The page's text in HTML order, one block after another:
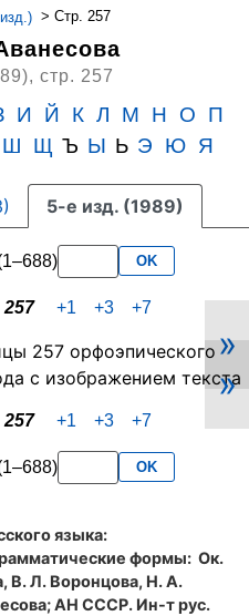
> Стр. 257
стр. 257
И Й К Л М Н О
П
Ш Щ Ъ Ы Ь Э Ю Я
5-е изд. (1989)
OK
+1 +3 +7
»
»
+1 +3 +7
OK
языка:
формы: Ок.
В. Л. Воронцова, Н. А.
АН СССР. Ин-т рус.